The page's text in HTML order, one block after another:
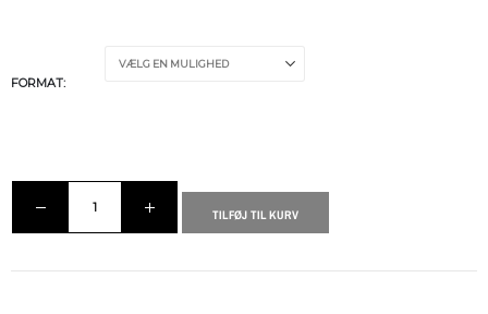
FORMAT
TILFØJ TIL KURV